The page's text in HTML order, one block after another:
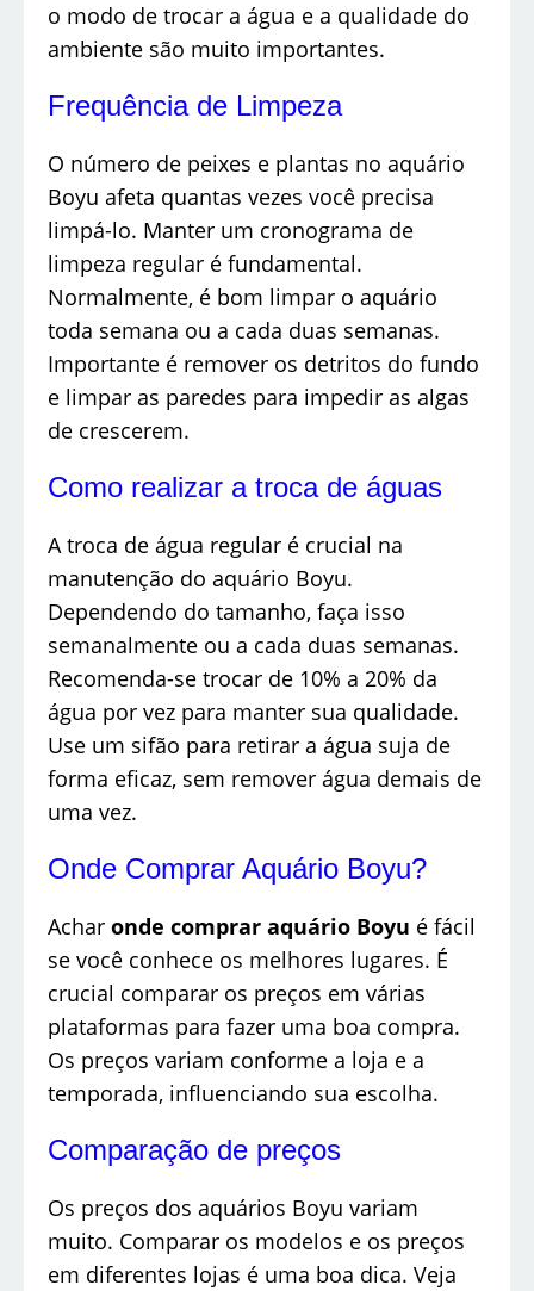
o modo de trocar a água e a qualidade do
ambiente são muito importantes.
Frequência de Limpeza
O número de peixes e plantas no aquário
Boyu afeta quantas vezes você precisa
limpá-lo. Manter um cronograma de
limpeza regular é fundamental.
Normalmente, é bom limpar o aquário
toda semana ou a cada duas semanas.
Importante é remover os detritos do fundo
e limpar as paredes para impedir as algas
de crescerem.
Como realizar a troca de águas
A troca de água regular é crucial na
manutenção do aquário Boyu.
Dependendo do tamanho, faça isso
semanalmente ou a cada duas semanas.
Recomenda-se trocar de 10% a 20% da
água por vez para manter sua qualidade.
Use um sifão para retirar a água suja de
forma eficaz, sem remover água demais de
uma vez.
Onde Comprar Aquário Boyu?
Achar onde comprar aquário Boyu é fácil
se você conhece os melhores lugares. É
crucial comparar os preços em várias
plataformas para fazer uma boa compra.
Os preços variam conforme a loja e a
temporada, influenciando sua escolha.
Comparação de preços
Os preços dos aquários Boyu variam
muito. Comparar os modelos e os preços
em diferentes lojas é uma boa dica. Veja